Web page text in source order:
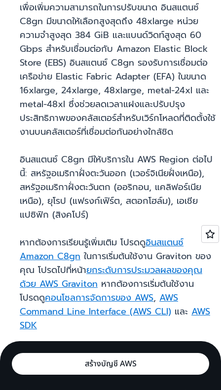
เพื่อเพิ่มความสามารถในการปรับขนาด อินสแตนซ์
C8gn มีขนาดให้เลือกสูงสุดถึง 48xlarge หน่วย
ความจำสูงสุด 384 GiB และแบนด์วิดท์สูงสุด 60
Gbps สำหรับเชื่อมต่อกับ Amazon Elastic Block
Store (EBS) อินสแตนซ์ C8gn รองรับการเชื่อมต่อ
เครือข่าย Elastic Fabric Adapter (EFA) ในขนาด
16xlarge, 24xlarge, 48xlarge, metal-24xl และ
metal-48xl ซึ่งช่วยลดเวลาแฝงและปรับปรุง
ประสิทธิภาพของคลัสเตอร์สำหรับเวิร์กโหลดที่ติดตั้งใช้
งานบนคลัสเตอร์ที่เชื่อมต่อกันอย่างใกล้ชิด
อินสแตนซ์ C8gn มีให้บริการใน AWS Region ต่อไป
นี้: สหรัฐอเมริกาฝั่งตะวันออก (เวอร์จิเนียฝั่งเหนือ),
สหรัฐอเมริกาฝั่งตะวันตก (ออริกอน, แคลิฟอร์เนีย
เหนือ), ยุโรป (แฟรงก์เฟิร์ต, สตอกโฮล์ม), เอเชีย
แปซิฟิก (สิงคโปร์)
หากต้องการเรียนรู้เพิ่มเติม โปรดดูอินสแตนซ์
Amazon C8gn ในการเริ่มต้นใช้งาน Graviton ของ
คุณ โปรดไปที่หน้ายกระดับการประมวลผลของคุณ
ด้วย AWS Graviton หากต้องการเริ่มต้นใช้งาน
โปรดดูคอนโซลการจัดการของ AWS, AWS
Command Line Interface (AWS CLI) และ AWS
SDK
สร้างบัญชี AWS